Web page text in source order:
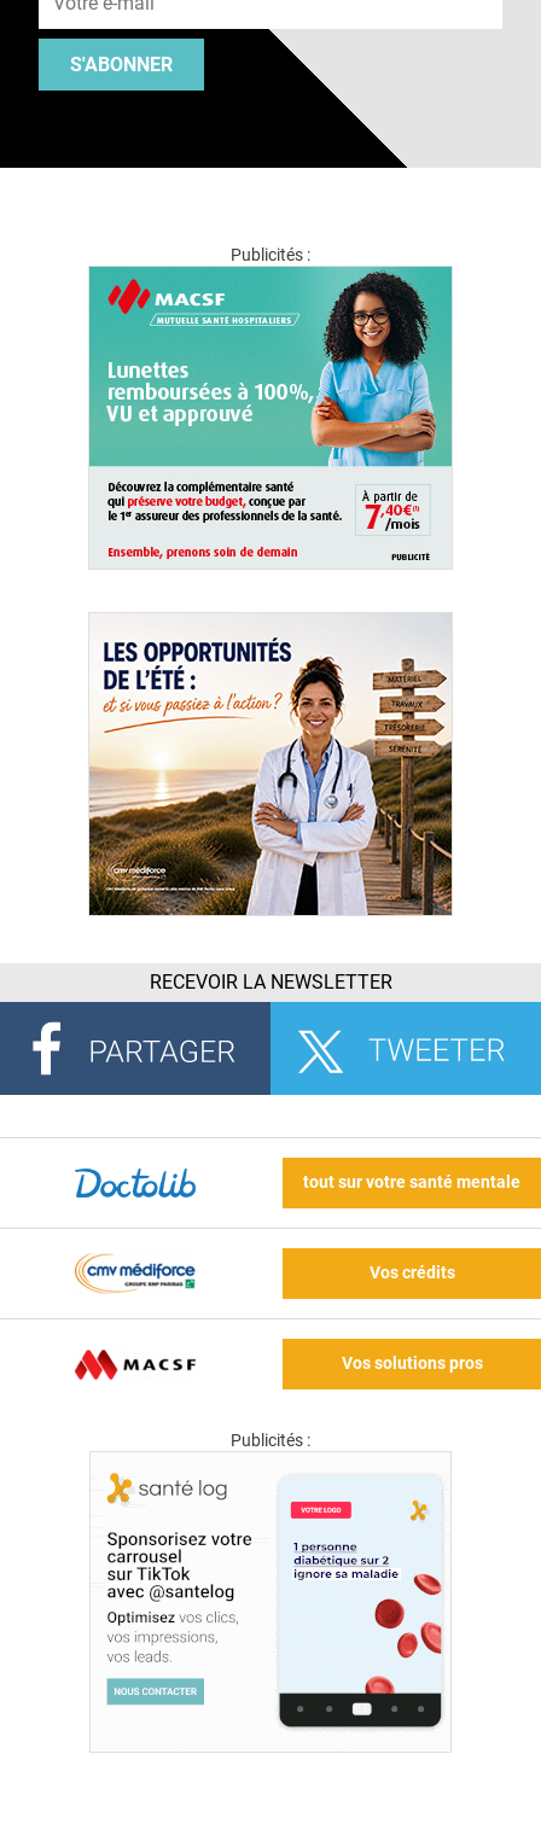
S'ABONNER
Publicités :
RECEVOIR LA NEWSLETTER
tout sur votre santé mentale
Vos crédits
Vos solutions pros
Publicités :